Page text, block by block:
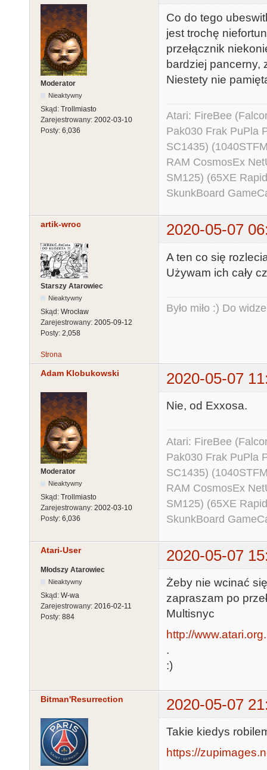
Moderator
Nieaktywny
Skąd: Trollmiasto
Zarejestrowany: 2002-03-10
Posty: 6,036
Co do tego
jest trochę
przełącznik
bardziej pancerny,
Niestety nie
Atari: FireBee
Pak030 Frak PuPla
SC1435)
RAM CosmosEx
SM125) (65XE
SkunkBoard
artik-wroc 2020-05-07
Starszy Atarowiec
Nieaktywny
Skąd: Wrocław
Zarejestrowany: 2005-09-12
Posty: 2,058
A ten co się
Używam ich cały
Było miło :) Do
Strona
Adam Klobukowski 2020-05-07
Moderator
Nieaktywny
Skąd: Trollmiasto
Zarejestrowany: 2002-03-10
Posty: 6,036
Nie, od Exxosa.
Atari: FireBee
Pak030 Frak PuPla
SC1435)
RAM CosmosEx
SM125) (65XE
SkunkBoard
Atari-User 2020-05-07
Młodszy Atarowiec
Nieaktywny
Skąd: W-wa
Zarejestrowany: 2016-02-11
Posty: 884
Żeby nie wcinać
zapraszam po
Multisnyc
http://
.
:)
Bitman'Resurrection 2020-05-07
Takie kiedys
https://